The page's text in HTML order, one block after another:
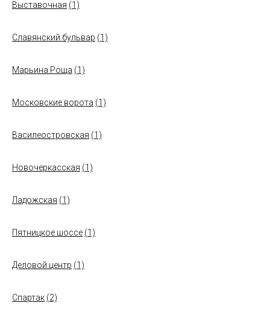
Выставочная (1)
Славянский бульвар (1)
Марьина Роща (1)
Московские ворота (1)
Василеостровская (1)
Новочеркасская (1)
Ладожская (1)
Пятницкое шоссе (1)
Деловой центр (1)
Спартак (2)